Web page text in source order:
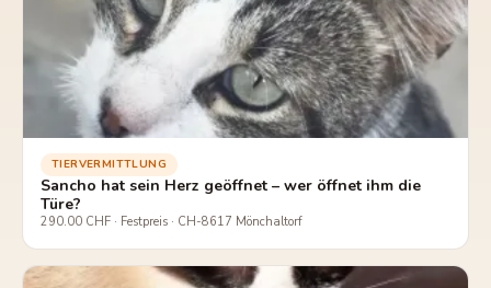
TIERVERMITTLUNG
Sancho hat sein Herz geöffnet – wer öffnet ihm die
Türe?
290.00 CHF · Festpreis · CH-8617 Mönchaltorf